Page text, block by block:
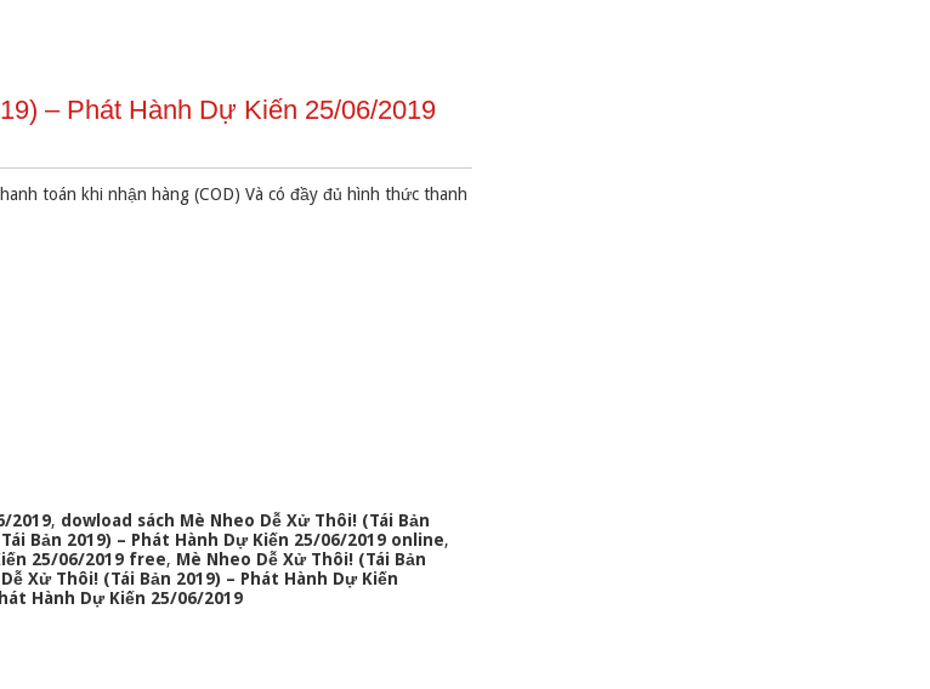
– Phát Hành Dự Kiến 25/06/2019
toán khi nhận hàng (COD) Và có đầy đủ hình thức thanh
2019, dowload sách Mè Nheo Dễ Xử Thôi! (Tái Bản
Bản 2019) – Phát Hành Dự Kiến 25/06/2019 online,
25/06/2019 free, Mè Nheo Dễ Xử Thôi! (Tái Bản
Xử Thôi! (Tái Bản 2019) – Phát Hành Dự Kiến
Hành Dự Kiến 25/06/2019